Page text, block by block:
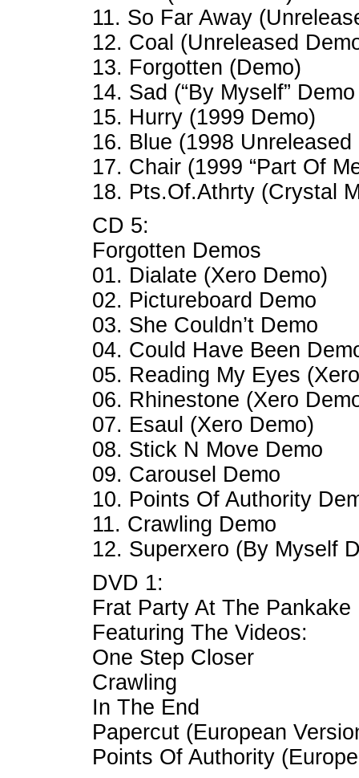
11. So Far Away
12. Coal (Unreleased
13. Forgotten (Demo)
14. Sad (“By Myself”
15. Hurry (1999 Demo)
16. Blue (1998
17. Chair (1999 “Part Of
18. Pts.Of.Athrty (Crystal
CD 5:
Forgotten Demos
01. Dialate (Xero Demo)
02. Pictureboard Demo
03. She Couldn’t Demo
04. Could Have Been
05. Reading My Eyes
06. Rhinestone (Xero
07. Esaul (Xero Demo)
08. Stick N Move Demo
09. Carousel Demo
10. Points Of Authority
11. Crawling Demo
12. Superxero (By Myself
DVD 1:
Frat Party At The Pankake
Featuring The Videos:
One Step Closer
Crawling
In The End
Papercut (European
Points Of Authority